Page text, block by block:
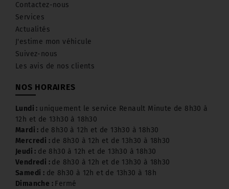
Contactez-nous
Services
Actualités
J'estime mon véhicule
Suivez-nous
Les avis de nos clients
NOS HORAIRES
Lundi : uniquement le service Renault Minute de 8h30 à
12h et de 13h30 à 18h30
Mardi : de 8h30 à 12h et de 13h30 à 18h30
Mercredi : de 8h30 à 12h et de 13h30 à 18h30
Jeudi : de 8h30 à 12h et de 13h30 à 18h30
Vendredi : de 8h30 à 12h et de 13h30 à 18h30
Samedi : de 8h30 à 12h et de 13h30 à 18h
Dimanche : Fermé